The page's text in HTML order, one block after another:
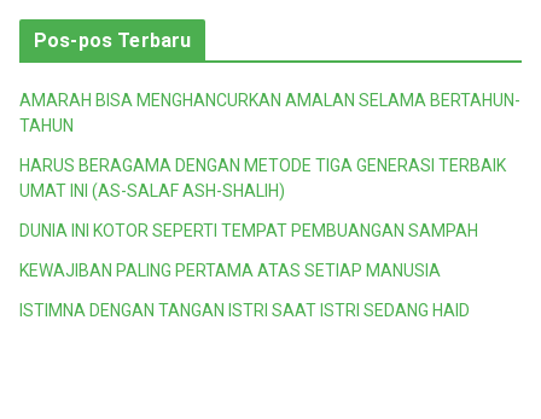
Pos-pos Terbaru
AMARAH BISA MENGHANCURKAN AMALAN SELAMA BERTAHUN-
TAHUN
HARUS BERAGAMA DENGAN METODE TIGA GENERASI TERBAIK
UMAT INI (AS-SALAF ASH-SHALIH)
DUNIA INI KOTOR SEPERTI TEMPAT PEMBUANGAN SAMPAH
KEWAJIBAN PALING PERTAMA ATAS SETIAP MANUSIA
ISTIMNA DENGAN TANGAN ISTRI SAAT ISTRI SEDANG HAID